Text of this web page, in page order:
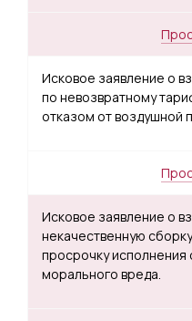
Исковое заявление о
по невозвратному
отказом от воздушной
Исковое заявление о
некачественную
просрочку исполнения
морального вреда.